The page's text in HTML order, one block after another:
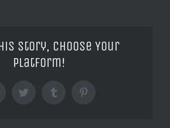
Story, Choose Your
Platform!
Twitter TumblrPinterest